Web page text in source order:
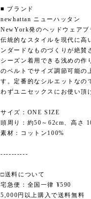
■ ブランド
newhattan ニューハッタン
NewYork発のヘッドウェアブ
伝統的なスタイルを現代に高
ンダードなものづくりが絶賛
シーズン着用できる浅めの作
のベルトでサイズ調節可能の
す。定番的なシルエットなの
わずユニセックスにお使い頂
サイズ：ONE SIZE
頭周り：約50～62cm、高さ
素材：コットン100%
----------
□送料について
宅急便：全国一律 ¥590
5,000円以上購入で送料無料